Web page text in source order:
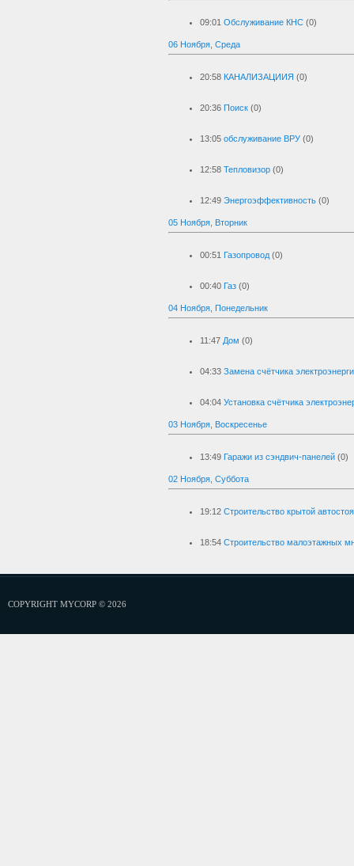
09:01 Обслуживание КНС (0)
06 Ноября, Среда
20:58 КАНАЛИЗАЦИИЯ (0)
20:36 Поиск (0)
13:05 обслуживание ВРУ (0)
12:58 Тепловизор (0)
12:49 Энергоэффективность (0)
05 Ноября, Вторник
00:51 Газопровод (0)
00:40 Газ (0)
04 Ноября, Понедельник
11:47 Дом (0)
04:33 Замена счётчика
04:04 Установка счётчика
03 Ноября, Воскресенье
13:49 Гаражи из сэндвич-панелей (0)
02 Ноября, Суббота
19:12 Строительство крытой
18:54 Строительство малоэтажных
COPYRIGHT MYCORP © 2026